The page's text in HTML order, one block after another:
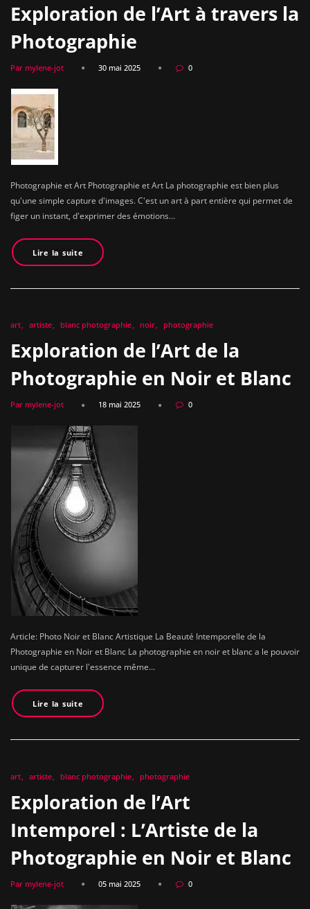
Exploration de l’Art à travers la
Photographie
Par mylene-jot 30 mai 2025 0
Photographie et Art Photographie et Art La photographie est bien plus
qu'une simple capture d'images. C'est un art à part entière qui permet de
figer un instant, d'exprimer des émotions…
Lire la suite
art artiste blanc photographie noir photographie
Exploration de l’Art de la
Photographie en Noir et Blanc
Par mylene-jot 18 mai 2025 0
Article: Photo Noir et Blanc Artistique La Beauté Intemporelle de la
Photographie en Noir et Blanc La photographie en noir et blanc a le pouvoir
unique de capturer l'essence même…
Lire la suite
art artiste blanc photographie photographie
Exploration de l’Art
Intemporel : L’Artiste de la
Photographie en Noir et Blanc
Par mylene-jot 05 mai 2025 0